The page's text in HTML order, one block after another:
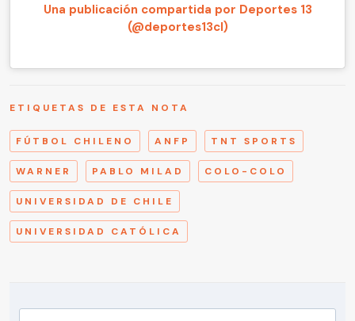
Una publicación compartida por Deportes 13
(@deportes13cl)
ETIQUETAS DE ESTA NOTA
FÚTBOL CHILENO ANFP TNT SPORTS
WARNER PABLO MILAD COLO-COLO
UNIVERSIDAD DE CHILE
UNIVERSIDAD CATÓLICA